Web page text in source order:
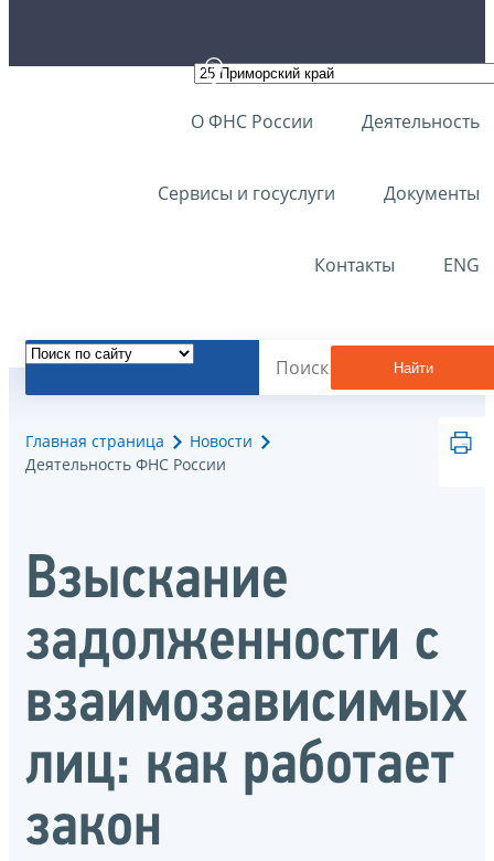
О ФНС России Деятельность
Сервисы и госуслуги Документы
Контакты ENG
Найти
Главная страница
Новости
Деятельность ФНС России
Взыскание
задолженности с
взаимозависимых
лиц: как работает
закон